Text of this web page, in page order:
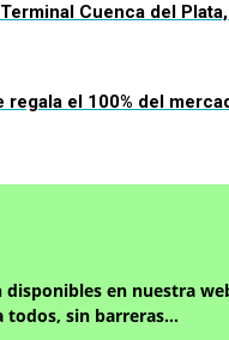
Cuenca del
el 100% del
en nuestra
todos, sin barreras…